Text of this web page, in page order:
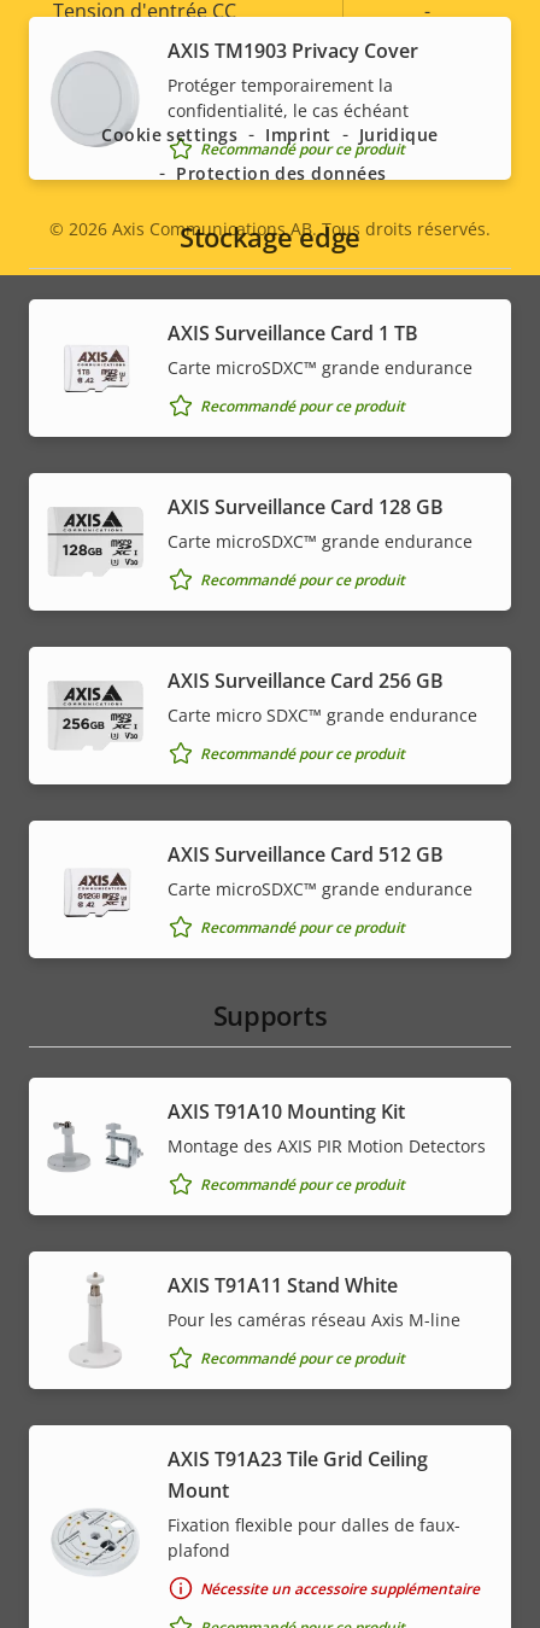
Tension d'entrée CC -
AXIS TM1903 Privacy Cover
Protéger temporairement la
confidentialité, le cas échéant
Recommandé pour ce produit
Stockage edge
AXIS Surveillance Card 1 TB
Carte microSDXC™ grande endurance
Recommandé pour ce produit
AXIS Surveillance Card 128 GB
Carte microSDXC™ grande endurance
Recommandé pour ce produit
AXIS Surveillance Card 256 GB
Carte micro SDXC™ grande endurance
Recommandé pour ce produit
AXIS Surveillance Card 512 GB
Carte microSDXC™ grande endurance
Recommandé pour ce produit
Supports
AXIS T91A10 Mounting Kit
Montage des AXIS PIR Motion Detectors
Recommandé pour ce produit
AXIS T91A11 Stand White
Pour les caméras réseau Axis M-line
Recommandé pour ce produit
AXIS T91A23 Tile Grid Ceiling
Mount
Fixation flexible pour dalles de faux-
plafond
Nécessite un accessoire supplémentaire
Social
menu
Legal
menu
© 2026 Axis Communications AB. Tous droits réservés.
Cookie settings Imprint
Juridique
Protection des données